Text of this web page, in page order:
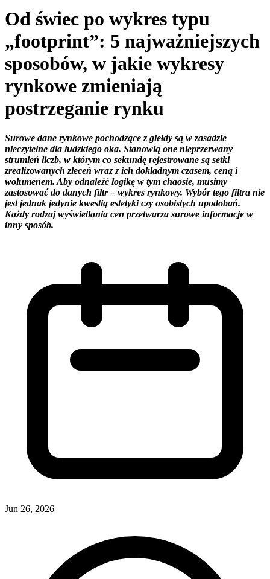
Od świec po wykres typu
„footprint”: 5 najważniejszych
sposobów, w jakie wykresy
rynkowe zmieniają
postrzeganie rynku
Surowe dane rynkowe pochodzące z giełdy są w zasadzie
nieczytelne dla ludzkiego oka. Stanowią one nieprzerwany
strumień liczb, w którym co sekundę rejestrowane są setki
zrealizowanych zleceń wraz z ich dokładnym czasem, ceną i
wolumenem. Aby odnaleźć logikę w tym chaosie, musimy
zastosować do danych filtr – wykres rynkowy. Wybór tego filtra nie
jest jednak jedynie kwestią estetyki czy osobistych upodobań.
Każdy rodzaj wyświetlania cen przetwarza surowe informacje w
inny sposób.
Jun 26, 2026